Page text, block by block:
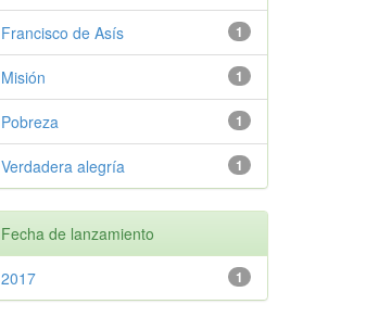
1
Francisco de Asís
1
Misión
1
Pobreza
1
Verdadera alegría
Fecha de lanzamiento
1
2017